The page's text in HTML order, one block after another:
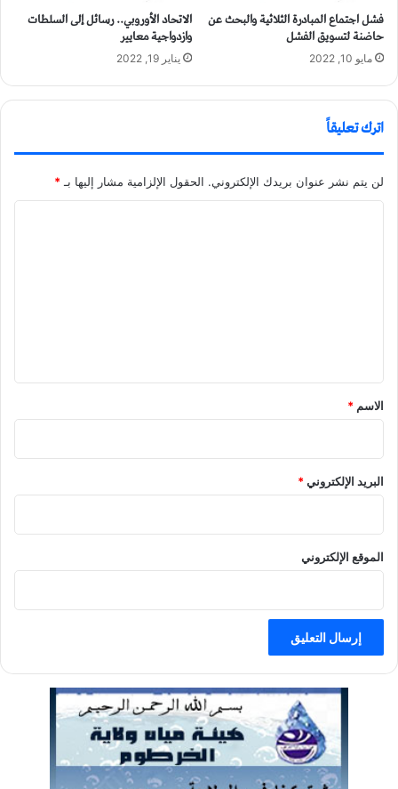
فشل اجتماع المبادرة الثلاثية والبحث عن
حاضنة لتسويق الفشل
مايو 10, 2022
الاتحاد الأوروبي.. رسائل إلى السلطات
وازدواجية معايير
يناير 19, 2022
اترك تعليقاً
لن يتم نشر عنوان بريدك الإلكتروني. الحقول الإلزامية مشار إليها بـ*
الاسم *
البريد الإلكتروني*
الموقع الإلكتروني